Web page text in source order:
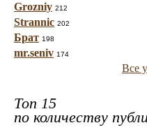
Grozniy 212
Strannic 202
Брат 198
mr.seniv 174
Все
Топ 15
по количеству